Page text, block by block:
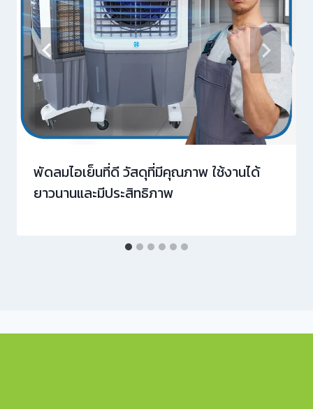
พัดลมไอเย็นที่ดี วัสดุที่มีคุณภาพ ใช้งานได้
ยาวนานและมีประสิทธิภาพ